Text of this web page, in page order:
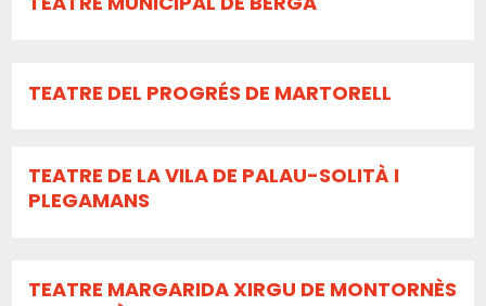
TEATRE DEL PROGRÉS DE MARTORELL
TEATRE DE LA VILA DE PALAU-SOLITÀ I
PLEGAMANS
TEATRE MARGARIDA XIRGU DE MONTORNÈS